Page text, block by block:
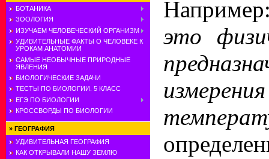
БОТАНИКА
ЗООЛОГИЯ
ИЗУЧАЕМ ЧЕЛОВЕЧЕСКИЙ ОРГАНИЗМ
УДИВИТЕЛЬНЫЕ ФАКТЫ О ЧЕЛОВЕКЕ К
УРОКАМ АНАТОМИИ
САМЫЕ НЕОБЫЧНЫЕ ПРИРОДНЫЕ
ЯВЛЕНИЯ
БИОЛОГИЧЕСКИЕ ЗАДАЧИ
ТЕСТЫ ПО БИОЛОГИИ. 5 КЛАСС
ЕГЭ ПО БИОЛОГИИ
КРОССВОРДЫ ПО БИОЛОГИИ
» ГЕОГРАФИЯ
УДИВИТЕЛЬНАЯ ГЕОГРАФИЯ
КАК ОТКРЫВАЛИ НАШУ ЗЕМЛЮ
это
измерения